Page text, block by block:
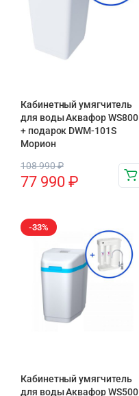
Кабинетный умягчитель
для воды Аквафор WS800
+ подарок DWM-101S
Морион
108 990₽
77 990 ₽
-33%
Кабинетный умягчитель
для воды Аквафор WS500